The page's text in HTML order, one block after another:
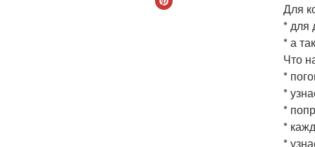
Для
* для
* а
Что
*
*
*
*
*